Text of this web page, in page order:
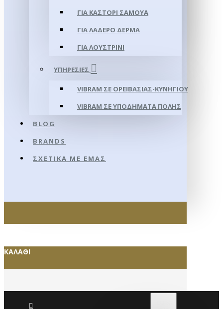
ΓΙΑ ΚΑΣΤΌΡΙ ΣΑΜΟΎΑ
ΓΙΑ ΛΑΔΕΡΌ ΔΈΡΜΑ
ΓΙΑ ΛΟΥΣΤΡΊΝΙ
ΥΠΗΡΕΣΊΕΣ
VIBRAM ΣΕ ΟΡΕΙΒΑΣΊΑΣ-ΚΥΝΗΓΊΟΥ
VIBRAM ΣΕ ΥΠΟΔΉΜΑΤΑ ΠΌΛΗΣ
BLOG
BRANDS
ΣΧΕΤΙΚΆ ΜΕ ΕΜΆΣ
ΚΑΛΆΘΙ